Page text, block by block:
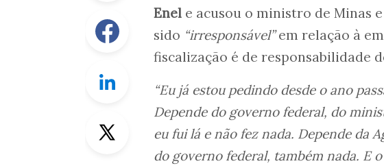
Facebook
Twitter
Enel e acusou o ministro de Minas
sido “irresponsável”em relação à
fiscalização é de responsabilidade
“Eu já estou pedindo desde o ano
Depende do governo federal, do
eu fui lá e não fez nada. Depende da
do governo federal, também nada. E